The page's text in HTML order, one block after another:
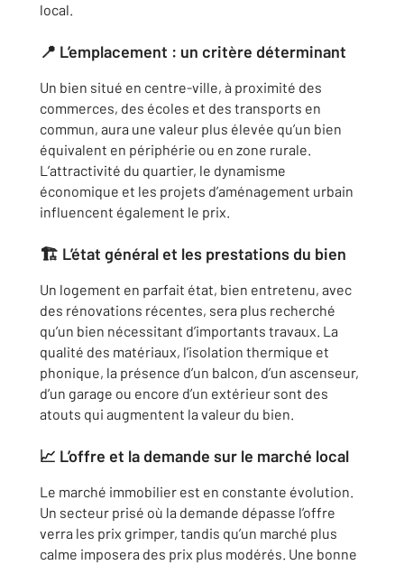
local.
📍 L’emplacement : un critère déterminant
Un bien situé en centre-ville, à proximité des
commerces, des écoles et des transports en
commun, aura une valeur plus élevée qu’un bien
équivalent en périphérie ou en zone rurale.
L’attractivité du quartier, le dynamisme
économique et les projets d’aménagement urbain
influencent également le prix.
🏗 L’état général et les prestations du bien
Un logement en parfait état, bien entretenu, avec
des rénovations récentes, sera plus recherché
qu’un bien nécessitant d’importants travaux. La
qualité des matériaux, l’isolation thermique et
phonique, la présence d’un balcon, d’un ascenseur,
d’un garage ou encore d’un extérieur sont des
atouts qui augmentent la valeur du bien.
📈 L’offre et la demande sur le marché local
Le marché immobilier est en constante évolution.
Un secteur prisé où la demande dépasse l’offre
verra les prix grimper, tandis qu’un marché plus
calme imposera des prix plus modérés. Une bonne